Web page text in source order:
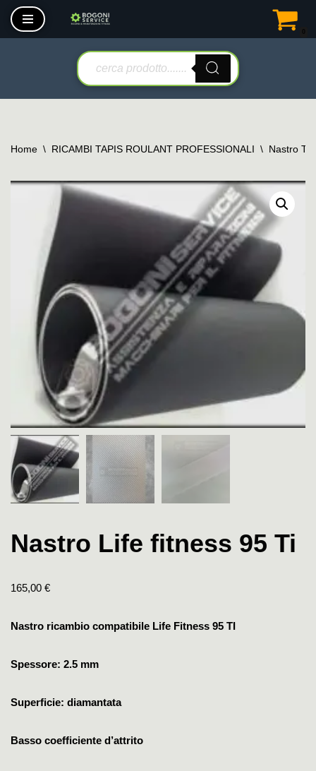
Vai
Home \ RICAMBI TAPIS ROULANT PROFESSIONALI \ Nastro
Nastro Life fitness 95 Ti
165,00 €
Nastro ricambio compatibile Life Fitness 95 TI
Spessore: 2.5 mm
Superficie: diamantata
Basso coefficiente d’attrito